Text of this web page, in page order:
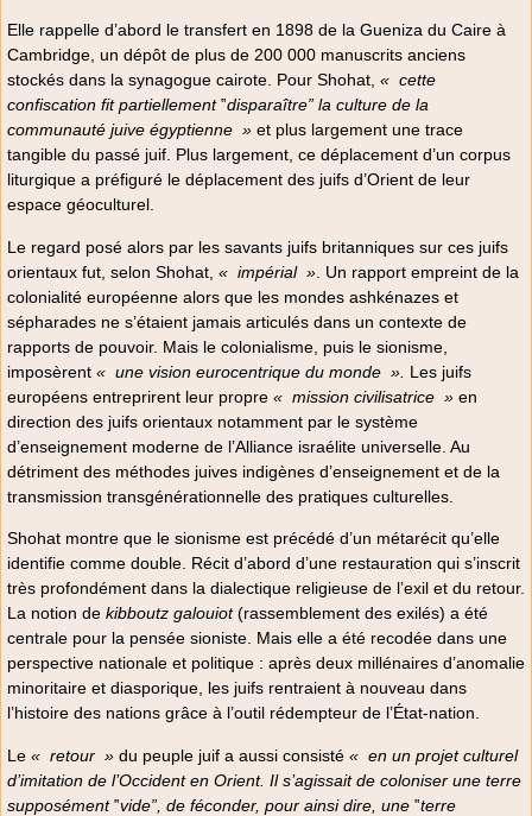
Elle rappelle d’abord le transfert en 1898 de la Gueniza du Caire à
Cambridge, un dépôt de plus de 200 000 manuscrits anciens
stockés dans la synagogue cairote. Pour Shohat, « cette
confiscation fit partiellement‟disparaître” la culture de la
communauté juive égyptienne » et plus largement une trace
tangible du passé juif. Plus largement, ce déplacement d’un corpus
liturgique a préfiguré le déplacement des juifs d’Orient de leur
espace géoculturel.
Le regard posé alors par les savants juifs britanniques sur ces juifs
orientaux fut, selon Shohat, « impérial » . Un rapport empreint de la
colonialité européenne alors que les mondes ashkénazes et
sépharades ne s’étaient jamais articulés dans un contexte de
rapports de pouvoir. Mais le colonialisme, puis le sionisme,
imposèrent « une vision eurocentrique du monde ». Les juifs
européens entreprirent leur propre « mission civilisatrice » en
direction des juifs orientaux notamment par le système
d’enseignement moderne de l’Alliance israélite universelle. Au
détriment des méthodes juives indigènes d’enseignement et de la
transmission transgénérationnelle des pratiques culturelles.
Shohat montre que le sionisme est précédé d’un métarécit qu’elle
identifie comme double. Récit d’abord d’une restauration qui s’inscrit
très profondément dans la dialectique religieuse de l’exil et du retour.
La notion de kibboutz galouiot(rassemblement des exilés) a été
centrale pour la pensée sioniste. Mais elle a été recodée dans une
perspective nationale et politique : après deux millénaires d’anomalie
minoritaire et diasporique, les juifs rentraient à nouveau dans
l’histoire des nations grâce à l’outil rédempteur de l’État-nation.
Le « retour » du peuple juif a aussi consisté « en un projet culturel
d’imitation de l’Occident en Orient. Il s’agissait de coloniser une terre
supposément‟vide”, de féconder, pour ainsi dire, une ‟terre